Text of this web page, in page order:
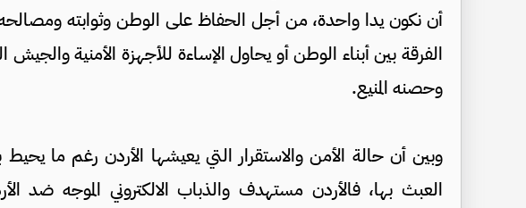
أن نكون يدا واحدة، من أجل الحفاظ على الوطن وثوابته
الفرقة بين أبناء الوطن أو يحاول الإساءة للأجهزة الأمنية
وحصنه المنيع.
وبين أن حالة الأمن والاستقرار التي يعيشها الأردن رغم ما
العبث بها، فالأردن مستهدف والذباب الالكتروني الموجه ضد